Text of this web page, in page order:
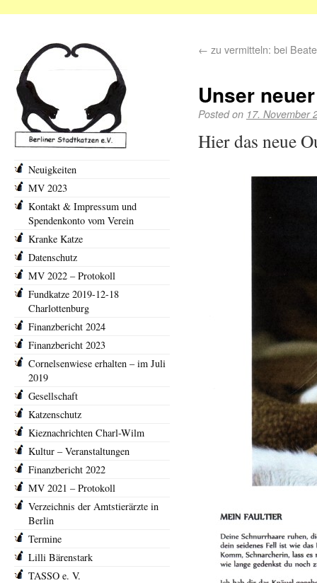
← zu vermitteln: bei
Unser
Posted on 17. November
Hier das neue
Neuigkeiten
MV 2023
Kontakt & Impressum und
Spendenkonto vom Verein
Kranke Katze
Datenschutz
MV 2022 – Protokoll
Fundkatze 2019-12-18
Charlottenburg
Finanzbericht 2024
Finanzbericht 2023
Cornelsenwiese erhalten – im Juli
2019
Gesellschaft
Katzenschutz
Kieznachrichten Charl-Wilm
Kultur – Veranstaltungen
Finanzbericht 2022
MV 2021 – Protokoll
Verzeichnis der Amtstierärzte in
Berlin
Termine
Lilli Bärenstark
TASSO e. V.